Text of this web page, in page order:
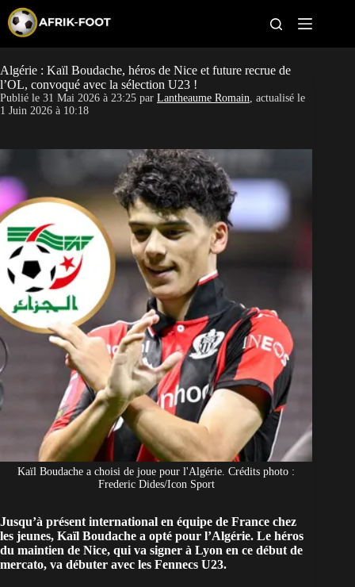
p
o
c
o
e
t
CAN féminine
Pays
Clubs
Classement
Paris sportifs
Algérie : Kaïl Boudache, héros de Nice et future recrue de
l’OL, convoqué avec la sélection U23 !
Publié le 31 Mai 2026 à 23:25 par Lantheaume Romain, actualisé le
1 Juin 2026 à 10:18
Kaïl Boudache a choisi de joue pour l'Algérie. Crédits photo :
Frederic Dides/Icon Sport
Jusqu’à présent international en équipe de France chez
les jeunes, Kaïl Boudache a opté pour l’Algérie. Le héros
du maintien de Nice, qui va signer à Lyon en ce début de
mercato, va débuter avec les Fennecs U23.